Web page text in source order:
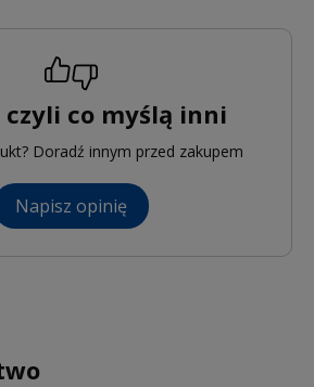
czyli co myślą inni
Doradź innym przed zakupem
Napisz opinię